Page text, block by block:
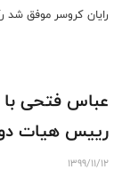
رایان کروسر موفق شد
عباس فتحی با
رییس هیات دو
1399/11/12